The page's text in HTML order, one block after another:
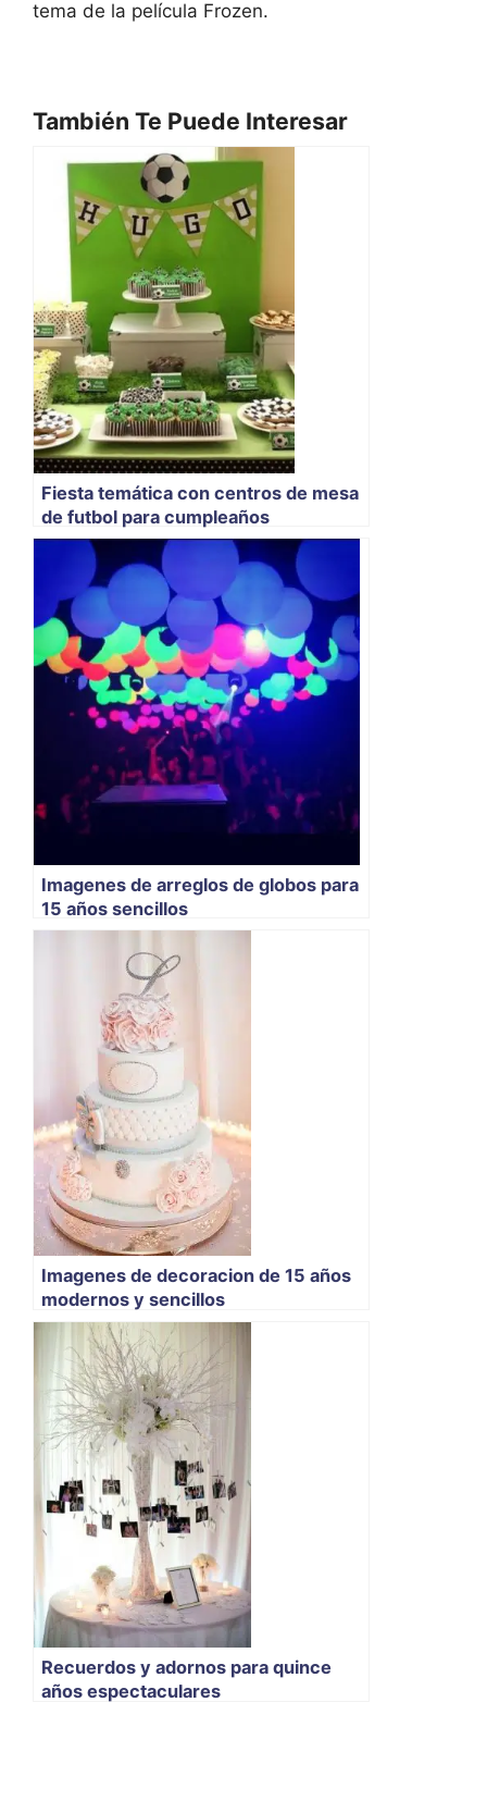
tema de la película Frozen.
También Te Puede Interesar
Fiesta temática con centros de mesa
de futbol para cumpleaños
Imagenes de arreglos de globos para
15 años sencillos
Imagenes de decoracion de 15 años
modernos y sencillos
Recuerdos y adornos para quince
años espectaculares